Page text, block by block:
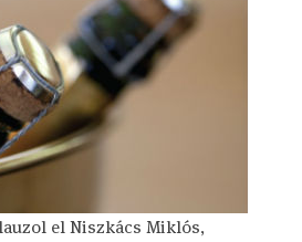
el Niszkács Miklós,